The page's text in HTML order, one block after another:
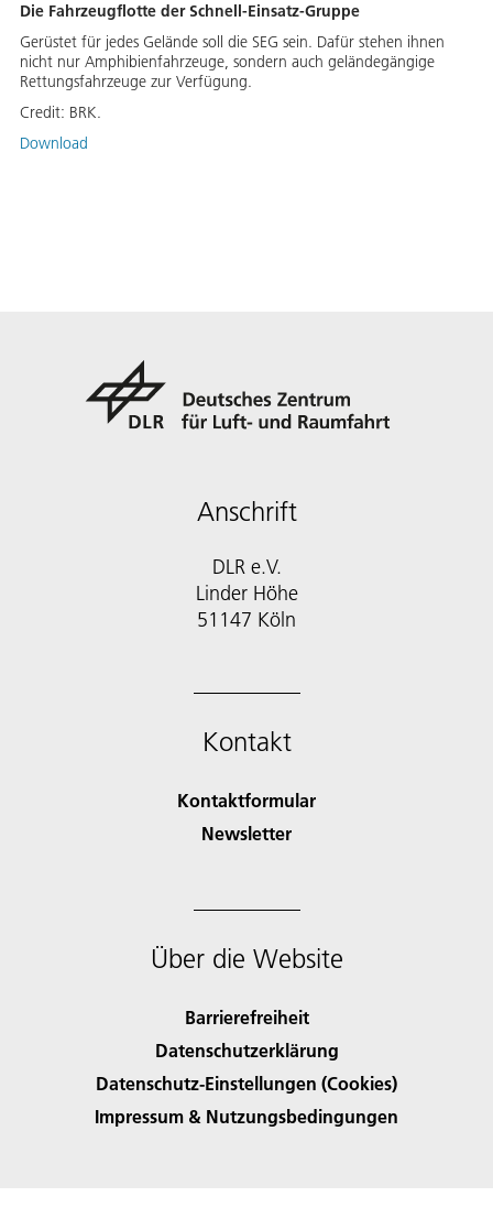
Die Fahrzeugflotte der Schnell-Einsatz-Gruppe
Gerüstet für jedes Gelände soll die SEG sein. Dafür stehen ihnen
nicht nur Amphibienfahrzeuge, sondern auch geländegängige
Rettungsfahrzeuge zur Verfügung.
Credit: BRK.
Download
Anschrift
DLR e.V.
Linder Höhe
51147 Köln
Kontakt
Kontaktformular
Newsletter
Über die Website
Barrierefreiheit
Datenschutzerklärung
Datenschutz-Einstellungen (Cookies)
Impressum & Nutzungsbedingungen